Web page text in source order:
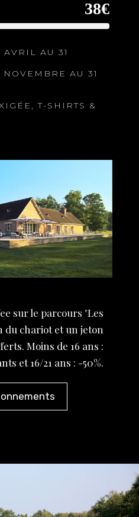
38€
AVRIL AU 31
AU 31
T-SHIRTS &
sur le parcours "Les
du chariot et un jeton
Moins de 16 ans :
et 16/21 ans : -50%.